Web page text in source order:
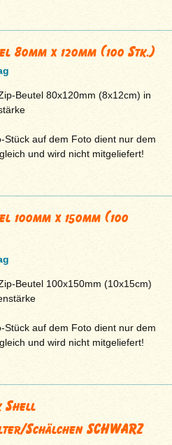
80mm x 120mm (100 Stk.)
Beutel 80x120mm (8x12cm) in
Stück auf dem Foto dient nur dem
und wird nicht mitgeliefert!
100mm x 150mm (100
Beutel 100x150mm (10x15cm)
Stück auf dem Foto dient nur dem
und wird nicht mitgeliefert!
Shell
Schälchen SCHWARZ